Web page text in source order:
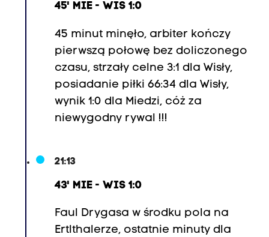
45' MIE - WIS 1:0
45 minut minęło, arbiter kończy
pierwszą połowę bez doliczonego
czasu, strzały celne 3:1 dla Wisły,
posiadanie piłki 66:34 dla Wisły,
wynik 1:0 dla Miedzi, cóż za
niewygodny rywal !!!
21:13
43' MIE - WIS 1:0
Faul Drygasa w środku pola na
Ertlthalerze, ostatnie minuty dla